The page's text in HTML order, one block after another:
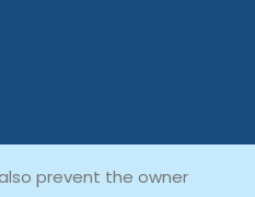
prevent the owner